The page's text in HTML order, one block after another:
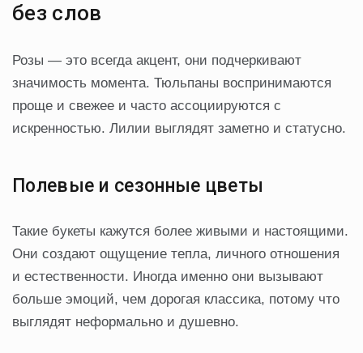
без слов
Розы — это всегда акцент, они подчеркивают
значимость момента. Тюльпаны воспринимаются
проще и свежее и часто ассоциируются с
искренностью. Лилии выглядят заметно и статусно.
Полевые и сезонные цветы
Такие букеты кажутся более живыми и настоящими.
Они создают ощущение тепла, личного отношения
и естественности. Иногда именно они вызывают
больше эмоций, чем дорогая классика, потому что
выглядят неформально и душевно.